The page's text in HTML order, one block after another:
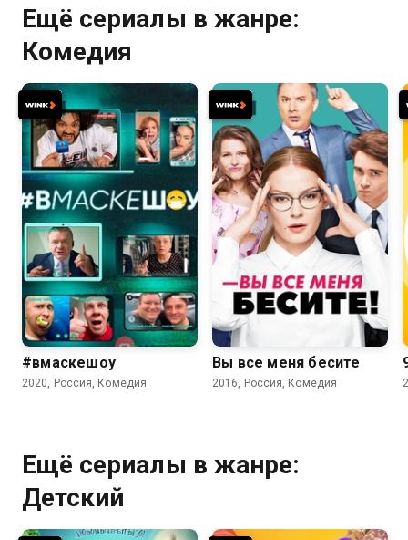
Ещё сериалы в жанре:
Комедия
6.4
#вмаскешоу
2020, Россия, Комедия
7.4 6.5
Вы все меня бесите
2016, Россия, Комедия
Ещё сериалы в жанре:
Детский